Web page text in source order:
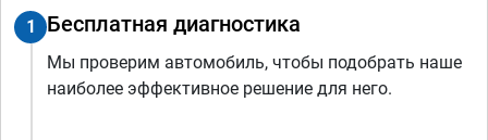
1 Бесплатная диагностика
Мы проверим автомобиль, чтобы подобрать наше
наиболее эффективное решение для него.